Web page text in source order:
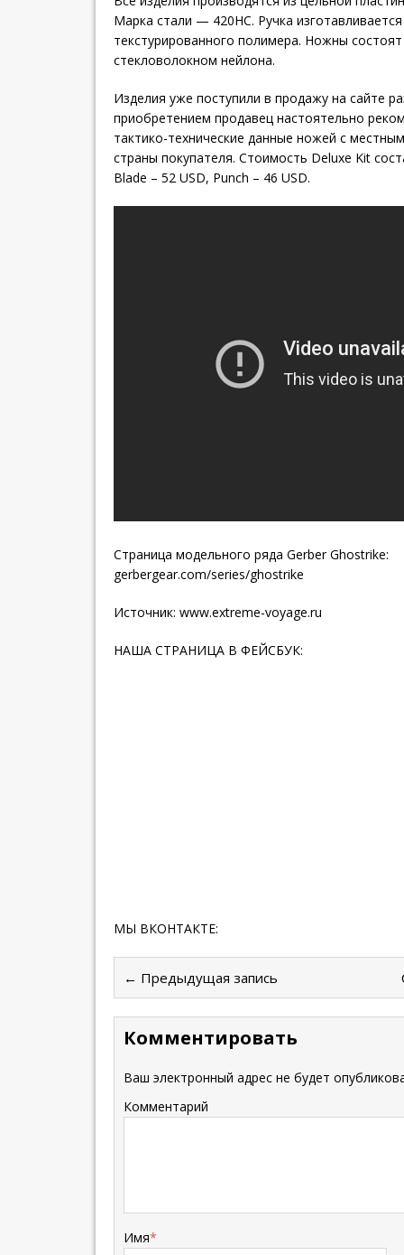
Марка стали — 420HC. Ручка
текстурированного полимера. Ножны
стекловолокном нейлона.
Изделия уже поступили в продажу на сайте
приобретением продавец настоятельно
тактико-технические данные ножей с
страны покупателя. Стоимость Deluxe Kit
Blade – 52 USD, Punch – 46 USD.
Страница модельного ряда Gerber Ghostrike:
gerbergear.com/series/ghostrike
Источник: www.extreme-voyage.ru
НАША СТРАНИЦА В ФЕЙСБУК:
МЫ ВКОНТАКТЕ:
← Предыдущая запись
Комментировать
Ваш электронный адрес не будет
Комментарий
Имя*